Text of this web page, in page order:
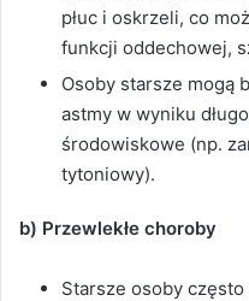
płuc i oskrzeli, co
funkcji oddechowej,
Osoby starsze mogą
astmy w wyniku
środowiskowe (np.
tytoniowy).
b) Przewlekłe choroby
Starsze osoby